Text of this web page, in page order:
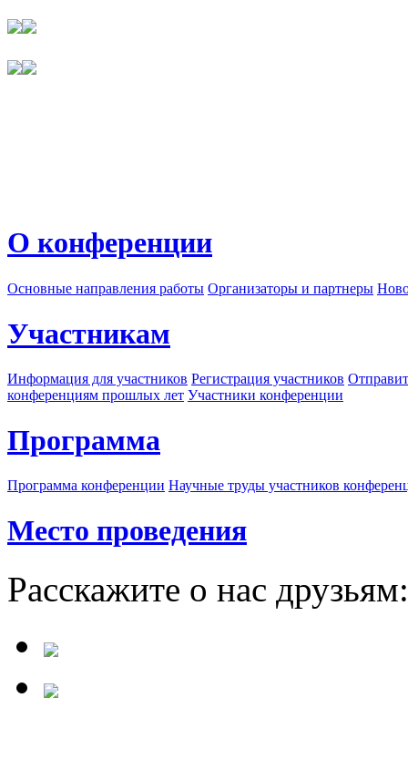
О конференции
Основные направления работы Организаторы и партнеры
Участникам
Информация для участников Регистрация участников
конференциям прошлых лет Участники конференции
Программа
Программа конференции Научные труды участников
Место проведения
Расскажите о нас друзьям: